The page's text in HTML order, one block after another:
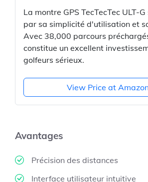
La montre GPS TecTecTec ULT-
par sa simplicité d'utilisation et
Avec 38,000 parcours
constitue un excellent
golfeurs sérieux.
View Price at
Avantages
Précision des distances
Interface utilisateur intuitive